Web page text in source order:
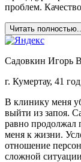
проблем.
Читать полностью...
Садовкин Игорь
г. Кумертау, 41 год
В клинику меня
выйти из запоя.
равно продолжал
меня к жизни.
отношение
сложной